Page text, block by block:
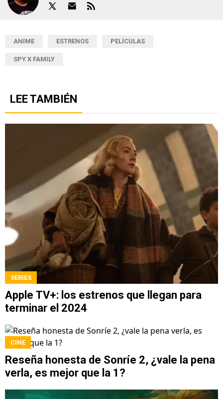
ANIME ESTRENOS PELÍCULAS
SPY X FAMILY
LEE TAMBIÉN
SERIES
Apple TV+: los estrenos que llegan para
terminar el 2024
CINE
Reseña honesta de Sonríe 2, ¿vale la pena
verla, es mejor que la 1?